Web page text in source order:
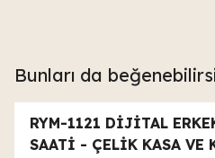
Bunları da
RYM-1121 DİJİTAL
SAATİ - ÇELİK KASA VE